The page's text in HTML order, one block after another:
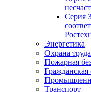
Серия
Энергетика
Охрана
Пожарная
Транспорт